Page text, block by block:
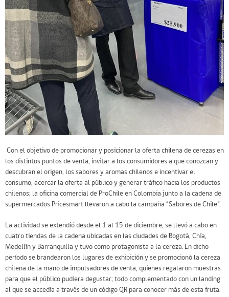
Con el objetivo de promocionar y posicionar la oferta chilena de cerezas en
los distintos puntos de venta, invitar a los consumidores a que conozcan y
descubran el origen, los sabores y aromas chilenos e incentivar el
consumo, acercar la oferta al público y generar tráfico hacia los productos
chilenos; la oficina comercial de ProChile en Colombia junto a la cadena de
supermercados Pricesmart llevaron a cabo la campaña “Sabores de Chile”.
La actividad se extendió desde el 1 al 15 de diciembre, se llevó a cabo en
cuatro tiendas de la cadena ubicadas en las ciudades de Bogotá, Chía,
Medellín y Barranquilla y tuvo como protagonista a la cereza. En dicho
período se brandearon los lugares de exhibición y se promocionó la cereza
chilena de la mano de impulsadores de venta, quienes regalaron muestras
para que el público pudiera degustar; todo complementado con un landing
al que se accedía a través de un código QR para conocer más de esta fruta.